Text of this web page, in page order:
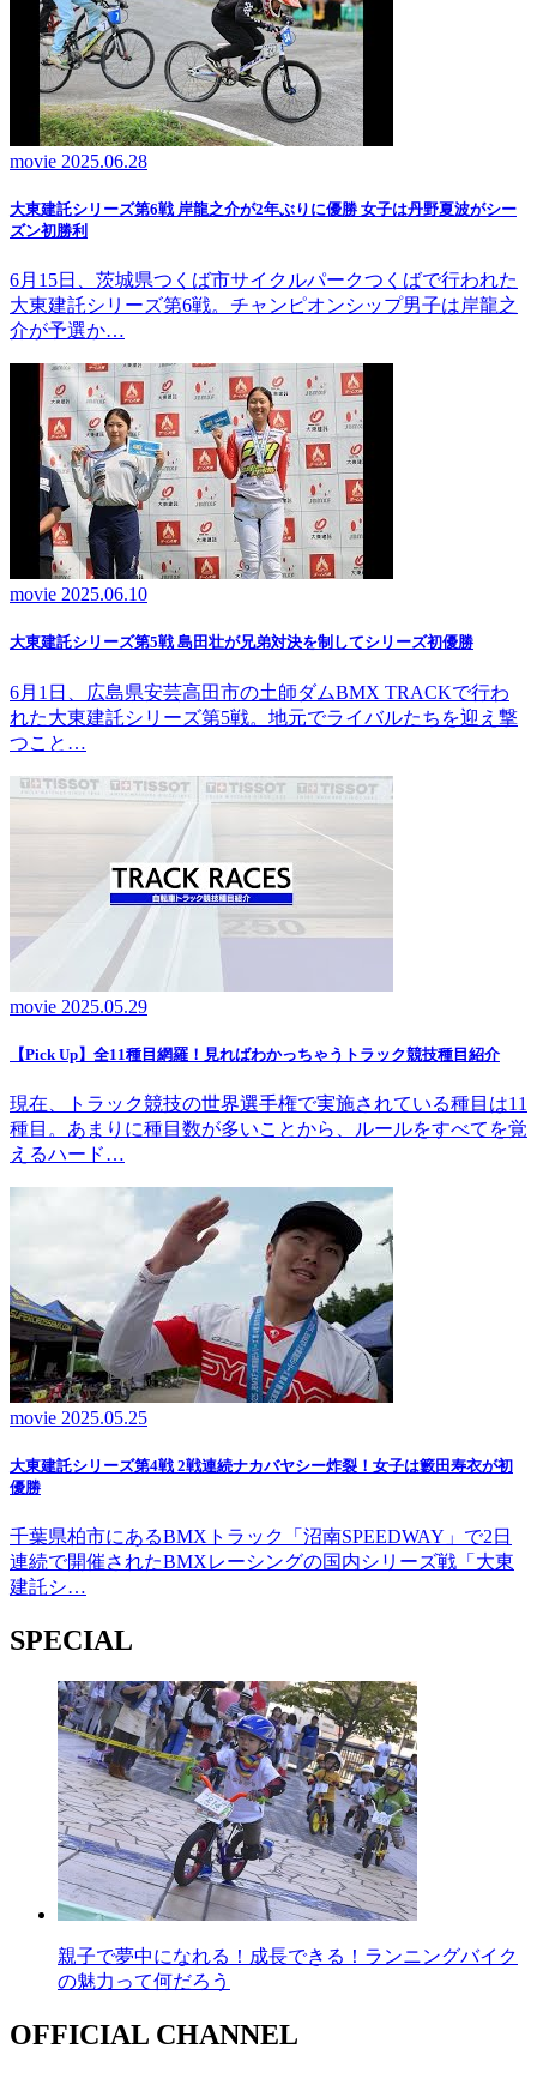
movie 2025.06.28
大東建託シリーズ第6戦 岸龍之介が2年ぶりに優勝 女子は丹野夏波がシー
ズン初勝利
6月15日、茨城県つくば市サイクルパークつくばで行われた
大東建託シリーズ第6戦。チャンピオンシップ男子は岸龍之
介が予選か…
movie 2025.06.10
大東建託シリーズ第5戦 島田壮が兄弟対決を制してシリーズ初優勝
6月1日、広島県安芸高田市の土師ダムBMX TRACKで行わ
れた大東建託シリーズ第5戦。地元でライバルたちを迎え撃
つこと…
movie 2025.05.29
【Pick Up】全11種目網羅！見ればわかっちゃうトラック競技種目紹介
現在、トラック競技の世界選手権で実施されている種目は11
種目。あまりに種目数が多いことから、ルールをすべてを覚
えるハード…
movie 2025.05.25
大東建託シリーズ第4戦 2戦連続ナカバヤシー炸裂！女子は籔田寿衣が初
優勝
千葉県柏市にあるBMXトラック「沼南SPEEDWAY」で2日
連続で開催されたBMXレーシングの国内シリーズ戦「大東
建託シ…
SPECIAL
親子で夢中になれる！成長できる！ランニングバイク
の魅力って何だろう
OFFICIAL CHANNEL